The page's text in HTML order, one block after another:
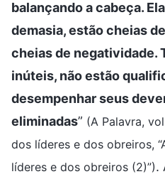
balançando a cabeça.
demasia, estão cheias
cheias de negatividade.
inúteis, não estão
desempenhar seus
eliminadas” (A Palavra,
dos líderes e dos obreiros,
líderes e dos obreiros (2)”).